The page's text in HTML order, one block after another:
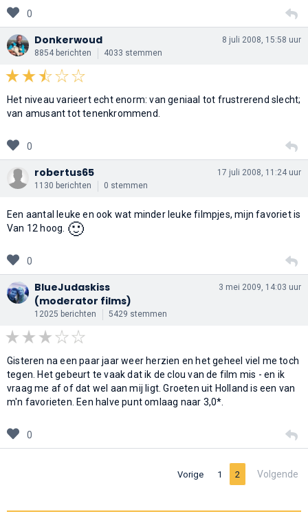
0
Donkerwoud
8854 berichten 4033 stemmen
8 juli 2008, 15:58 uur
Het niveau varieert echt enorm: van geniaal tot frustrerend slecht;
van amusant tot tenenkrommend.
0
robertus65
1130 berichten 0 stemmen
17 juli 2008, 11:24 uur
Een aantal leuke en ook wat minder leuke filmpjes, mijn favoriet is
Van 12 hoog. 🙂
0
BlueJudaskiss
(moderator films)
12025 berichten 5429 stemmen
3 mei 2009, 14:03 uur
Gisteren na een paar jaar weer herzien en het geheel viel me toch
tegen. Het gebeurt te vaak dat ik de clou van de film mis - en ik
vraag me af of dat wel aan mij ligt. Groeten uit Holland is een van
m'n favorieten. Een halve punt omlaag naar 3,0*.
0
Vorige 1 2 Volgende